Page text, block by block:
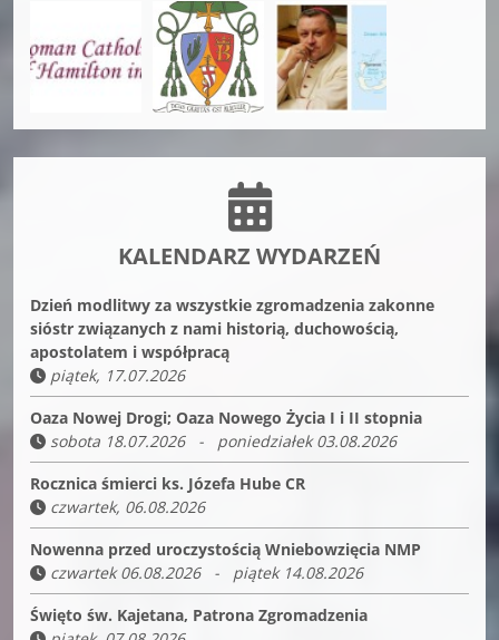
KALENDARZ WYDARZEŃ
Dzień modlitwy za wszystkie zgromadzenia zakonne
sióstr związanych z nami historią, duchowością,
apostolatem i współpracą
piątek, 17.07.2026
Oaza Nowej Drogi; Oaza Nowego Życia I i II stopnia
sobota 18.07.2026 - poniedziałek 03.08.2026
Rocznica śmierci ks. Józefa Hube CR
czwartek, 06.08.2026
Nowenna przed uroczystością Wniebowzięcia NMP
czwartek 06.08.2026 - piątek 14.08.2026
Święto św. Kajetana, Patrona Zgromadzenia